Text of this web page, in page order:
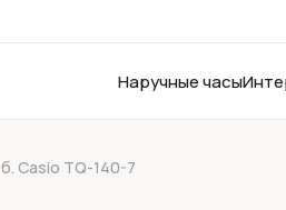
Наручные часы
б. Casio TQ-140-7